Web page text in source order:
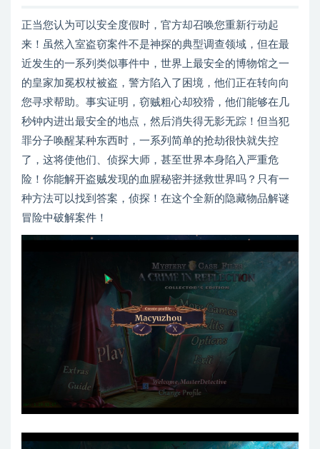
正当您认为可以安全度假时，官方却召唤您重新行动起
来！虽然入室盗窃案件不是神探的典型调查领域，但在最
近发生的一系列类似事件中，世界上最安全的博物馆之一
的皇家加冕权杖被盗，警方陷入了困境，他们正在转向向
您寻求帮助。事实证明，窃贼粗心却狡猾，他们能够在几
秒钟内进出最安全的地点，然后消失得无影无踪！但当犯
罪分子唤醒某种东西时，一系列简单的抢劫很快就失控
了，这将使他们、侦探大师，甚至世界本身陷入严重危
险！你能解开盗贼发现的血腥秘密并拯救世界吗？只有一
种方法可以找到答案，侦探！在这个全新的隐藏物品解谜
冒险中破解案件！